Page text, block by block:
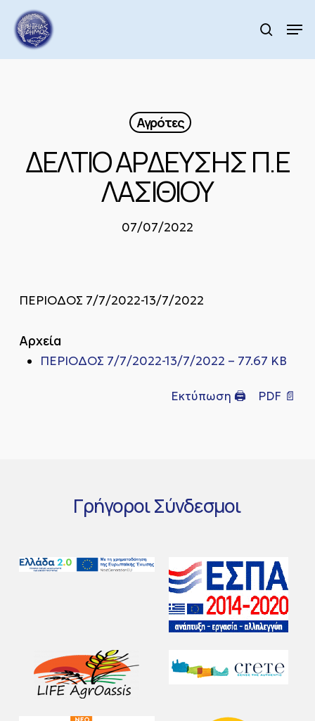
main
content
search
Αγρότες
ΔΕΛΤΙΟ ΑΡΔΕΥΣΗΣ Π.Ε
ΛΑΣΙΘΙΟΥ
07/07/2022
ΠΕΡΙΟΔΟΣ 7/7/2022-13/7/2022
Αρχεία
ΠΕΡΙΟΔΟΣ 7/7/2022-13/7/2022 – 77.67 KB
Εκτύπωση 🖨 PDF 📄
ΓρήγοροιΣύνδεσμοι
Menu